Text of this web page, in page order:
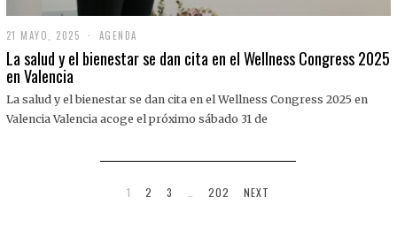
21 MAYO, 2025
1
M
O
,
AGENDA
La salud y el bienestar se dan cita en el Wellness Congress 2025
en Valencia
La salud y el bienestar se dan cita en el Wellness Congress 2025 en
Valencia Valencia acoge el próximo sábado 31 de
1 2 3 202 NEXT